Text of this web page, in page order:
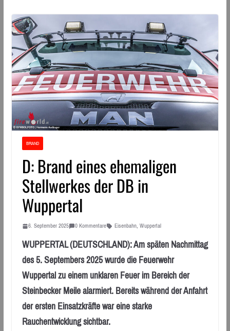
BRAND
D: Brand eines ehemaligen
Stellwerkes der DB in
Wuppertal
6. September 2025 0 Kommentare Eisenbahn, Wuppertal
WUPPERTAL (DEUTSCHLAND): Am späten Nachmittag
des 5. Septembers 2025 wurde die Feuerwehr
Wuppertal zu einem unklaren Feuer im Bereich der
Steinbecker Meile alarmiert. Bereits während der Anfahrt
der ersten Einsatzkräfte war eine starke
Rauchentwicklung sichtbar.